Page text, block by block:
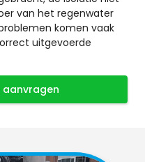
van het regenwater
komen vaak
uitgevoerde